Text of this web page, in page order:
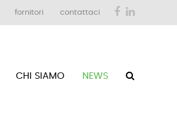
fornitori contattaci Facebook
CHI SIAMO NEWS